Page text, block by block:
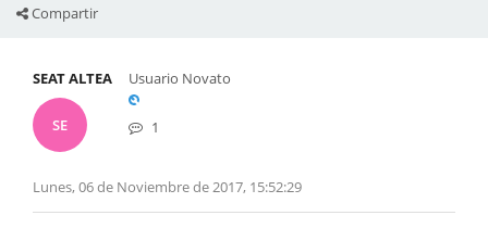
Compartir
SEAT ALTEA
SE
Usuario Novato
1
Lunes, 06 de Noviembre de 2017, 15:52:29